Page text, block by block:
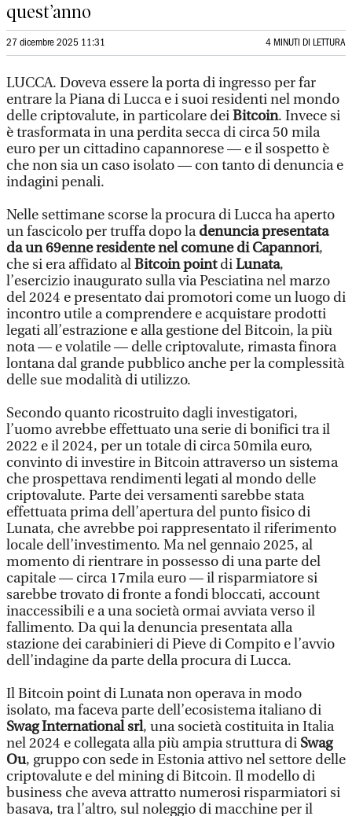
quest’anno
27 dicembre 2025 11:31 4 MINUTI DI LETTURA
LUCCA. Doveva essere la porta di ingresso per far
entrare la Piana di Lucca e i suoi residenti nel mondo
delle criptovalute, in particolare deiBitcoin. Invece si
è trasformata in una perdita secca di circa 50 mila
euro per un cittadino capannorese — e il sospetto è
che non sia un caso isolato — con tanto di denuncia e
indagini penali.
Nelle settimane scorse la procura di Lucca ha aperto
un fascicolo per truffa dopo ladenuncia presentata
da un 69enne residente nel comune di Capannori,
che si era affidato alBitcoin pointdiLunata,
l’esercizio inaugurato sulla via Pesciatina nel marzo
del 2024 e presentato dai promotori come un luogo di
incontro utile a comprendere e acquistare prodotti
legati all’estrazione e alla gestione del Bitcoin, la più
nota — e volatile — delle criptovalute, rimasta finora
lontana dal grande pubblico anche per la complessità
delle sue modalità di utilizzo.
Secondo quanto ricostruito dagli investigatori,
l’uomo avrebbe effettuato una serie di bonifici tra il
2022 e il 2024, per un totale di circa 50mila euro,
convinto di investire in Bitcoin attraverso un sistema
che prospettava rendimenti legati al mondo delle
criptovalute. Parte dei versamenti sarebbe stata
effettuata prima dell’apertura del punto fisico di
Lunata, che avrebbe poi rappresentato il riferimento
locale dell’investimento. Ma nel gennaio 2025, al
momento di rientrare in possesso di una parte del
capitale — circa 17mila euro — il risparmiatore si
sarebbe trovato di fronte a fondi bloccati, account
inaccessibili e a una società ormai avviata verso il
fallimento. Da qui la denuncia presentata alla
stazione dei carabinieri di Pieve di Compito e l’avvio
dell’indagine da parte della procura di Lucca.
Il Bitcoin point di Lunata non operava in modo
isolato, ma faceva parte dell’ecosistema italiano di
Swag International srl, una società costituita in Italia
nel 2024 e collegata alla più ampia struttura di Swag
Ou, gruppo con sede in Estonia attivo nel settore delle
criptovalute e del mining di Bitcoin. Il modello di
business che aveva attratto numerosi risparmiatori si
basava, tra l’altro, sul noleggio di macchine per il